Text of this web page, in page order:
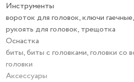
Инструменты
вороток для головок, ключи
рукоять для головок, трещотка
Оснастка
биты, биты с головками, головки со
головки
Аксессуары